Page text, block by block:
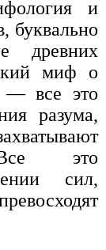
и
буквально
древних
миф о
— все это
разума,
это
сил,